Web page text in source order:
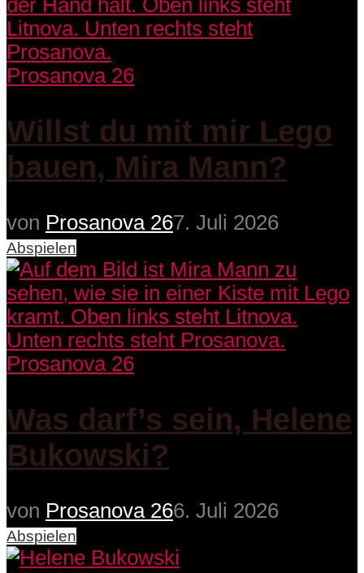
Prosanova 26
Willst du mit mir Lego
bauen, Mira Mann?
von Prosanova 267. Juli 2026
Abspielen
Prosanova 26
Was darf’s sein, Helene
Bukowski?
von Prosanova 266. Juli 2026
Abspielen